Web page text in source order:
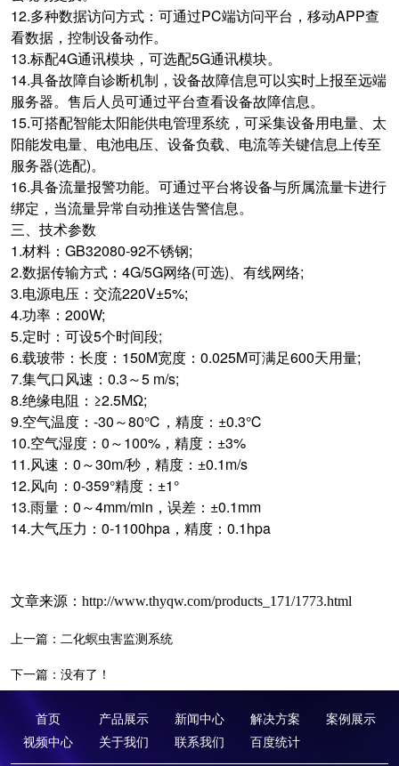
12.多种数据访问方式：可通过PC端访问平台，移动APP查
看数据，控制设备动作。
13.标配4G通讯模块，可选配5G通讯模块。
14.具备故障自诊断机制，设备故障信息可以实时上报至远端
服务器。售后人员可通过平台查看设备故障信息。
15.可搭配智能太阳能供电管理系统，可采集设备用电量、太
阳能发电量、电池电压、设备负载、电流等关键信息上传至
服务器(选配)。
16.具备流量报警功能。可通过平台将设备与所属流量卡进行
绑定，当流量异常自动推送告警信息。
三、技术参数
1.材料：GB32080-92不锈钢;
2.数据传输方式：4G/5G网络(可选)、有线网络;
3.电源电压：交流220V±5%;
4.功率：200W;
5.定时：可设5个时间段;
6.载玻带：长度：150M宽度：0.025M可满足600天用量;
7.集气口风速：0.3～5 m/s;
8.绝缘电阻：≥2.5MΩ;
9.空气温度：-30～80℃，精度：±0.3℃
10.空气湿度：0～100%，精度：±3%
11.风速：0～30m/秒，精度：±0.1m/s
12.风向：0-359°精度：±1°
13.雨量：0～4mm/min，误差：±0.1mm
14.大气压力：0-1100hpa，精度：0.1hpa
文章来源： http://www.thyqw.com/products_171/1773.html
上一篇： 二化螟虫害监测系统
下一篇：没有了！
首页 产品展示 新闻中心 解决方案
案例展示
视频中心
关于我们 联系我们 百度统计